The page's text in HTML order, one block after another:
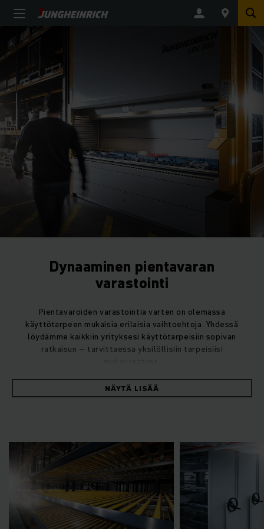
Dynaaminen pientavaran
varastointi
Pientavaroiden varastointia varten on olemassa
käyttötarpeen mukaisia erilaisia vaihtoehtoja. Yhdessä
löydämme kaikkiin yrityksesi käyttötarpeisiin sopivan
ratkaisun – tarvittaessa yksilöllisiin tarpeisiisi
Jungheinrichin KTL-läpivirtaushylly kattavine vara-alueineen
jälkikäteen.
Tehokas karusellivarasto
Jungheinrichin karusellivarasto kerää pisteitä ennen kaikkea
tehokkuudellaan. Joustavan alustaratkaisunsa ansiosta se
NÄYTÄ LISÄÄ